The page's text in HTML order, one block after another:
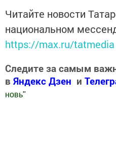
Читайте новости
национальном
https://max.ru/tatmedia
Следите за самым
в Яндекс Дзен и
новь"